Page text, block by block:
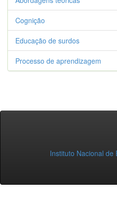
Cognição
Educação de surdos
Processo de aprendizagem
Instituto Nacional de